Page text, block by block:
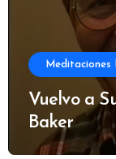
Meditaciones
Vuelvo a
Baker